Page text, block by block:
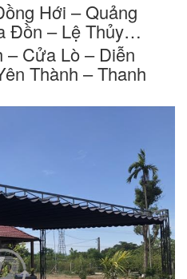
Hới – Quảng
Đồn – Lệ Thủy…
– Cửa Lò – Diễn
Thành – Thanh